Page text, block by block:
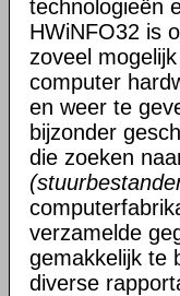
technologieën
HWiNFO32 is
zoveel
computer
en weer te
bijzonder
die zoeken
verzamelde
gemakkelijk te
diverse